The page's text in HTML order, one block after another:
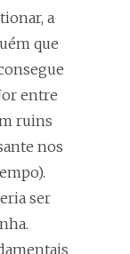
a
que
entre
ruins
nos
ser